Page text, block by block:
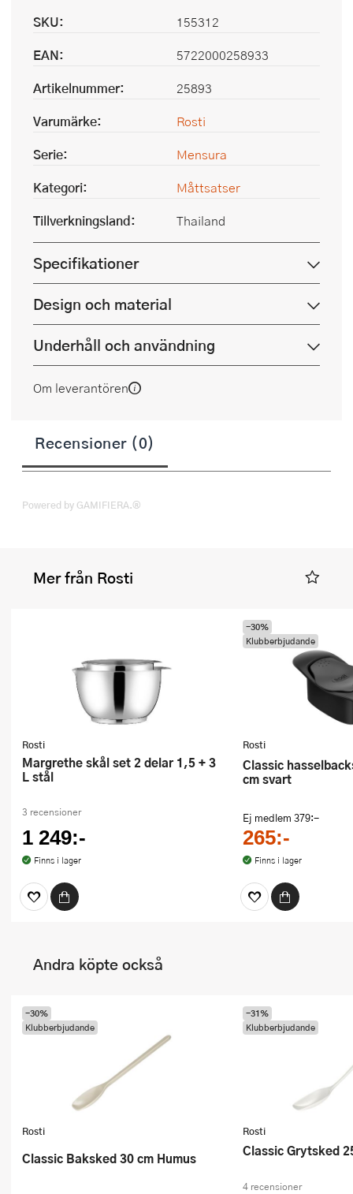
SKU:
155312
EAN:
5722000258933
Artikelnummer:
25893
Varumärke:
Rosti
Serie:
Mensura
Kategori:
Måttsatser
Tillverkningsland:
Thailand
Specifikationer
Design och material
Underhåll och användning
Om leverantören
Recensioner (0)
Powered by GAMIFIERA.®
Mer från Rosti
Rosti
Margrethe skål set 2 delar 1,5 + 3
L stål
3 recensioner
1 249:-
Finns i lager
Rosti
Classic hasselbackskärare 20,5
cm svart
Ej medlem 379:-
265:-
Finns i lager
-30%
Klubberbjudande
Andra köpte också
Rosti
Classic Baksked 30 cm Humus
-30%
Klubberbjudande
Rosti
Classic Grytsked
4 recensioner
-31%
Klubberbjudande